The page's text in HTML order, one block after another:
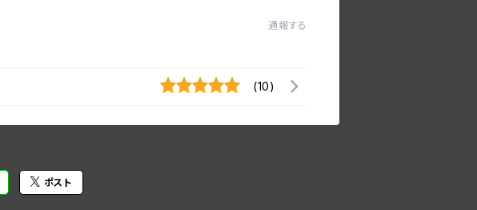
通報する
(10)
ポスト